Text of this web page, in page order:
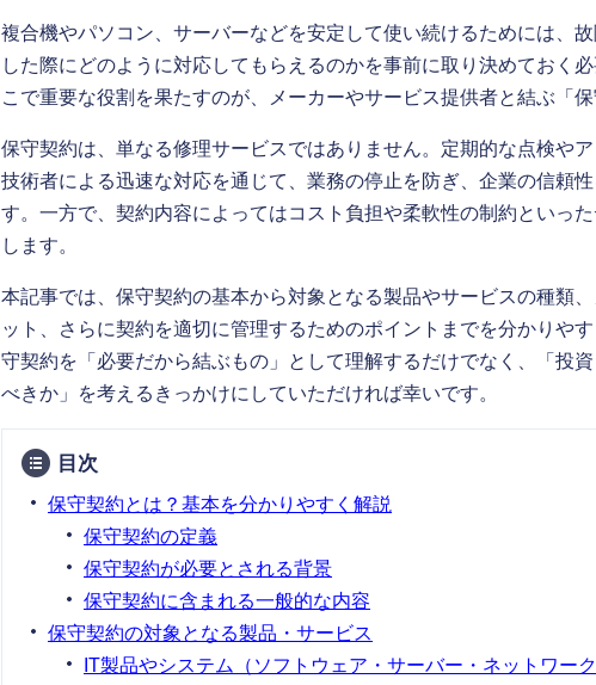
複合機やパソコン、サーバーなどを安定して使い続けるためには、
した際にどのように対応してもらえるのかを事前に取り決めておく
こで重要な役割を果たすのが、メーカーやサービス提供者と結ぶ「保
保守契約は、単なる修理サービスではありません。定期的な点検や
技術者による迅速な対応を通じて、業務の停止を防ぎ、企業の信頼
す。一方で、契約内容によってはコスト負担や柔軟性の制約といっ
します。
本記事では、保守契約の基本から対象となる製品やサービスの種類
ット、さらに契約を適切に管理するためのポイントまでを分かりや
守契約を「必要だから結ぶもの」として理解するだけでなく、「投
べきか」を考えるきっかけにしていただければ幸いです。
目次
保守契約とは？基本を分かりやすく解説
保守契約の定義
保守契約が必要とされる背景
保守契約に含まれる一般的な内容
保守契約の対象となる製品・サービス
IT製品やシステム（ソフトウェア・サーバー・ネットワーク